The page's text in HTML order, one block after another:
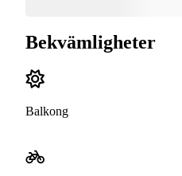
Bekvämligheter
Balkong